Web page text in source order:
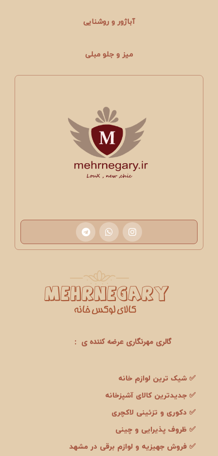
آباژور و روشنایی
میز و جلو مبلی
گالری مهرنگاری عرضه کننده ی :
✅ شیک ترین لوازم خانه
✅ جدیدترین کالای آشپزخانه
✅ دکوری و تزئینی لاکچری
✅ ظروف پذیرایی و چینی
✅ فروش جهیزیه و لوازم برقی در مشهد